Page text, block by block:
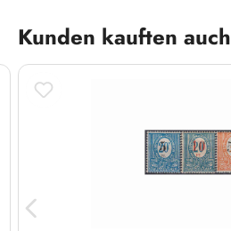
Produktgalerie überspringen
Kunden kauften auch